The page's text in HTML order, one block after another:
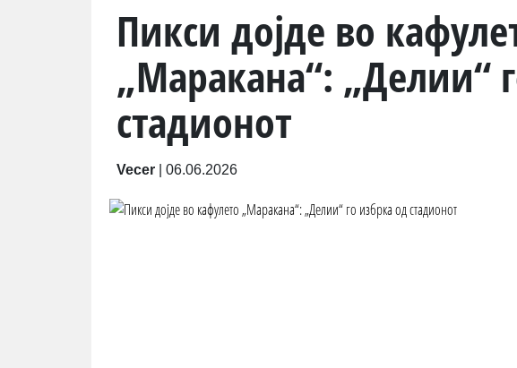
Пикси дојде во
„Маракана“: „Делии“
стадионот
Vecer 06.06.2026